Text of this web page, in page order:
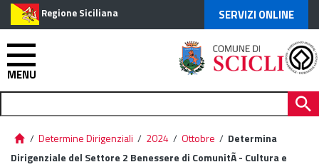
Regione Siciliana SERVIZI ONLINE
MENU
/ Determine Dirigenziali / 2024 / Ottobre / Determina
Dirigenziale del Settore 2 Benessere di ComunitÃ - Cultura e